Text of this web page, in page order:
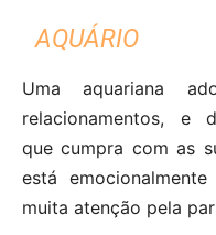
AQUÁRIO
Uma aquariana
relacionamentos, e
que cumpra com as
está
muita atenção pela